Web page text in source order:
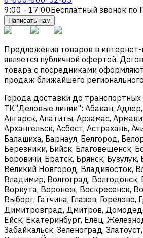
9:00 - 17:00Бесплатный звонок по
Написать нам
Предложения товаров в интернет-
является публичной офертой.
товара с посредниками
продаж ближайшего
Города доставки до
ТК"Деловые линии": Абакан,
Ангарск, Апатиты, Арзамас,
Архангельск, Асбест, Астрахань,
Балашиха, Барнаул, Белгород,
Березники, Бийск, Благовещенск,
Боровичи, Братск, Брянск, Бузулук,
Великий Новгород, Владивосток,
Владимир, Волгоград, Волгодонск,
Воркута, Воронеж, Воскресенск,
Выборг, Гатчина, Глазов,
Димитровград, Дмитров,
Ейск, Екатеринбург, Елец,
Забайкальск, Зеленоград,